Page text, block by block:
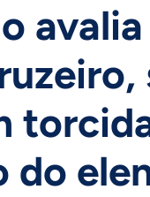
avalia
do